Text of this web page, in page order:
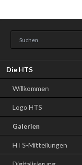
überspringen
Die HTS
Willkommen
Logo HTS
Galerien
HTS-Mitteilungen